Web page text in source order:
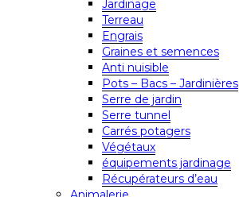
Jardinage
Terreau
Engrais
Graines et semences
Anti nuisible
Pots – Bacs – Jardinières
Serre de jardin
Serre tunnel
Carrés potagers
Végétaux
équipements jardinage
Récupérateurs d’eau